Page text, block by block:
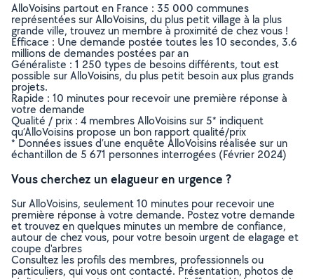
AlloVoisins partout en France : 35 000 communes
représentées sur AlloVoisins, du plus petit village à la plus
grande ville, trouvez un membre à proximité de chez vous !
Efficace : Une demande postée toutes les 10 secondes, 3.6
millions de demandes postées par an
Généraliste : 1 250 types de besoins différents, tout est
possible sur AlloVoisins, du plus petit besoin aux plus grands
projets.
Rapide : 10 minutes pour recevoir une première réponse à
votre demande
Qualité / prix : 4 membres AlloVoisins sur 5* indiquent
qu’AlloVoisins propose un bon rapport qualité/prix
* Données issues d’une enquête AlloVoisins réalisée sur un
échantillon de 5 671 personnes interrogées (Février 2024)
Vous cherchez un elagueur en urgence ?
Sur AlloVoisins, seulement 10 minutes pour recevoir une
première réponse à votre demande. Postez votre demande
et trouvez en quelques minutes un membre de confiance,
autour de chez vous, pour votre besoin urgent de elagage et
coupe d'arbres
Consultez les profils des membres, professionnels ou
particuliers, qui vous ont contacté. Présentation, photos de